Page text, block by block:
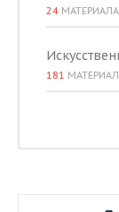
24 МАТЕРИАЛА
181 МАТЕРИАЛ